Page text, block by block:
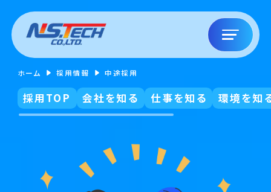
ホーム 採用情報 中途採用
採用TOP 会社を知る 仕事を知る 環境を知